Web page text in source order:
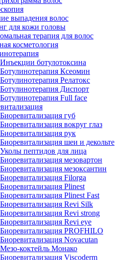
выпадения волос
для кожи головы
терапия для волос
косметология
Инъекции ботулотоксина
Ботулинотерапия Ксеомин
Ботулинотерапия Релатокс
Ботулинотерапия Диспорт
Ботулинотерапия Full face
Биоревитализация губ
Биоревитализация вокруг глаз
Биоревитализация рук
Биоревитализация шеи и декольте
Уколы пептидов для лица
Биоревитализация мезовартон
Биоревитализация мезоксантин
Биоревитализация Filorga
Биоревитализация Plinest
Биоревитализация Plinest Fast
Биоревитализация Revi Silk
Биоревитализация Revi strong
Биоревитализация Revi eye
Биоревитализация PROFHILO
Биоревитализация Novacutan
Мезо-коктейль Монако
Биоревитализация Viscoderm